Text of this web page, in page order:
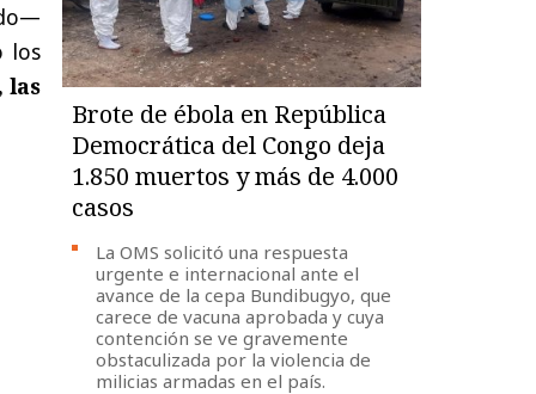
los
las
Brote de ébola en República
Democrática del Congo deja
1.850 muertos y más de 4.000
casos
La OMS solicitó una respuesta
urgente e internacional ante el
avance de la cepa Bundibugyo, que
carece de vacuna aprobada y cuya
contención se ve gravemente
obstaculizada por la violencia de
milicias armadas en el país.